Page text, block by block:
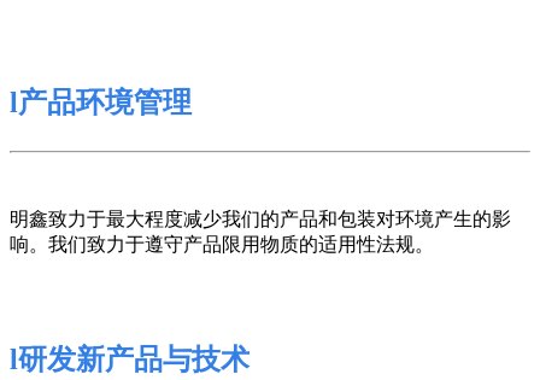
l产品环境管理
明鑫致力于最大程度减少我们的产品和包装对环境产生的影
响。我们致力于遵守产品限用物质的适用性法规。
l研发新产品与技术